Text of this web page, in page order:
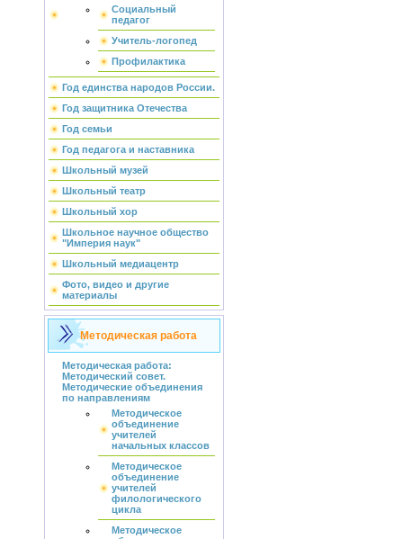
Социальный
педагог
Учитель-логопед
Профилактика
Год единства народов России.
Год защитника Отечества
Год семьи
Год педагога и наставника
Школьный музей
Школьный театр
Школьный хор
Школьное научное общество
"Империя наук"
Школьный медиацентр
Фото, видео и другие
материалы
Методическая работа
Методическая работа:
Методический совет.
Методические объединения
по направлениям
Методическое
объединение
учителей
начальных классов
Методическое
объединение
учителей
филологического
цикла
Методическое